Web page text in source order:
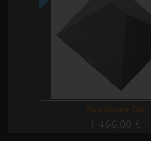
Tera Square Flat
1 466,00 €